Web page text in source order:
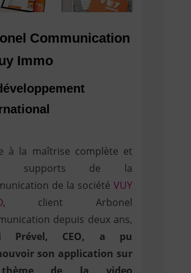
Communication
Immo
à la maîtrise complète et
supports de la
de la sociétéVUY
, client Arbonel
depuis deux ans,
Prével, CEO, a pu
son application sur